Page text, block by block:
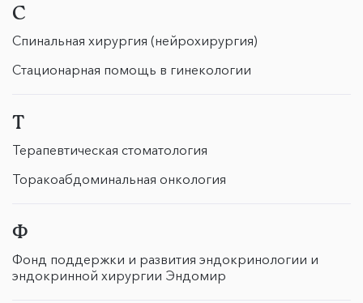
С
Спинальная хирургия (нейрохирургия)
Стационарная помощь в гинекологии
Т
Терапевтическая стоматология
Торакоабдоминальная онкология
Ф
Фонд поддержки и развития эндокринологии и
эндокринной хирургии Эндомир